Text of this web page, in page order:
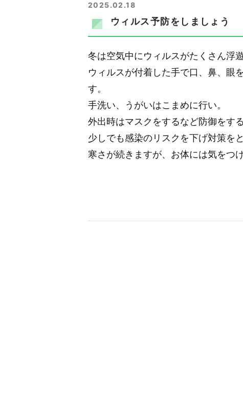
2025.02.18
ウィルス予防をしましょう
冬は空気中にウィルスがたくさん浮
ウィルスが付着した手で口、鼻、眼
す。
手洗い、うがいはこまめに行い。
外出時はマスクをするなど防御をする
少しでも感染のリスクを下げ対策を
寒さが続きますが、お体には気をつ